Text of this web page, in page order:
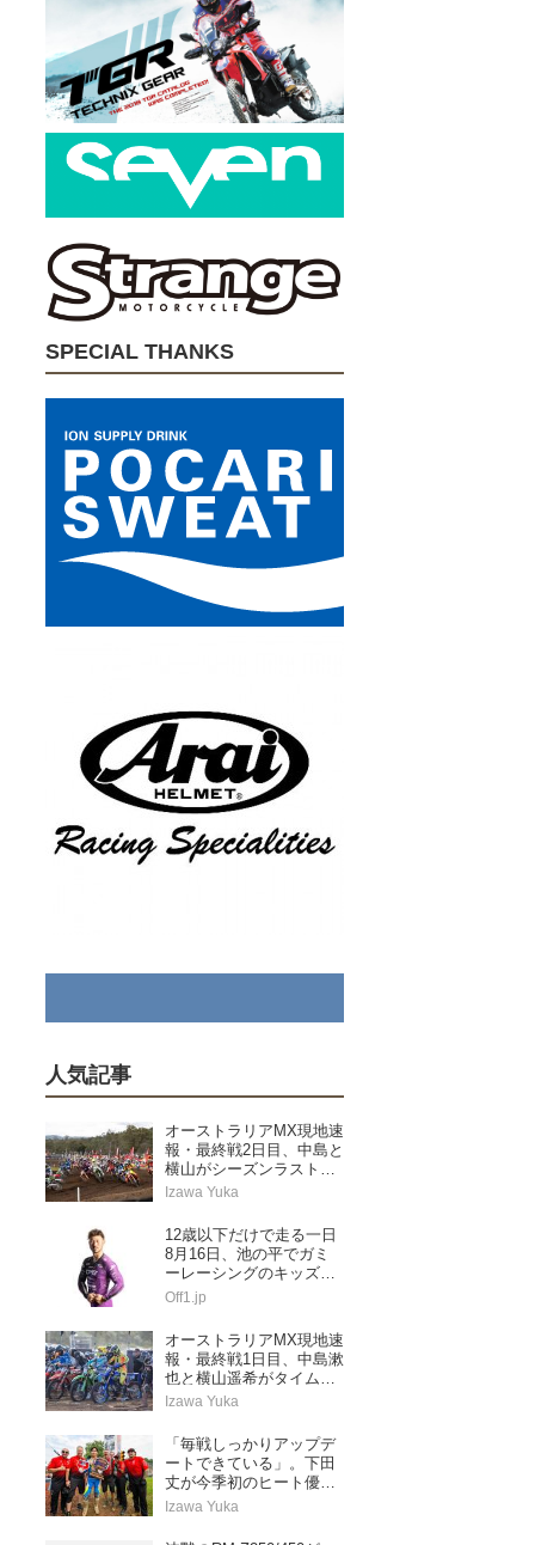
SPECIAL THANKS
人気記事
オーストラリアMX現地速
報・最終戦2日目、中島と
横山がシーズンラストレ
ースを走り切る
Izawa Yuka
12歳以下だけで走る一日
8月16日、池の平でガミ
ーレーシングのキッズス
ペシャル
Off1.jp
オーストラリアMX現地速
報・最終戦1日目、中島漱
也と横山遥希がタイムア
タック予選に挑む
Izawa Yuka
「毎戦しっかりアップデ
ートできている」。下田
丈が今季初のヒート優勝
&ランキングトップに浮
第5戦レッドバッド
Izawa Yuka